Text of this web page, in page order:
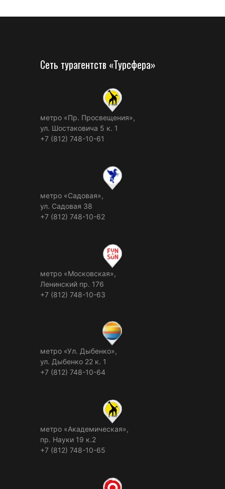
Сеть турагентств «Турсфера»
метро «Пр. Просвещения»,
ул. Шостаковича 5 к. 1
+7 (812) 748-10-61
метро «Садовая»,
ул. Садовая 38
+7 (812) 748-10-62
метро «Московская»,
Ленинский пр. 176
+7 (812) 748-10-63
метро «Ул. Дыбенко»,
ул. Дыбенко 22 к. 1
+7 (812) 748-10-64
метро «Академическая»,
пр. Науки 19 к.2
+7 (812) 748-10-65